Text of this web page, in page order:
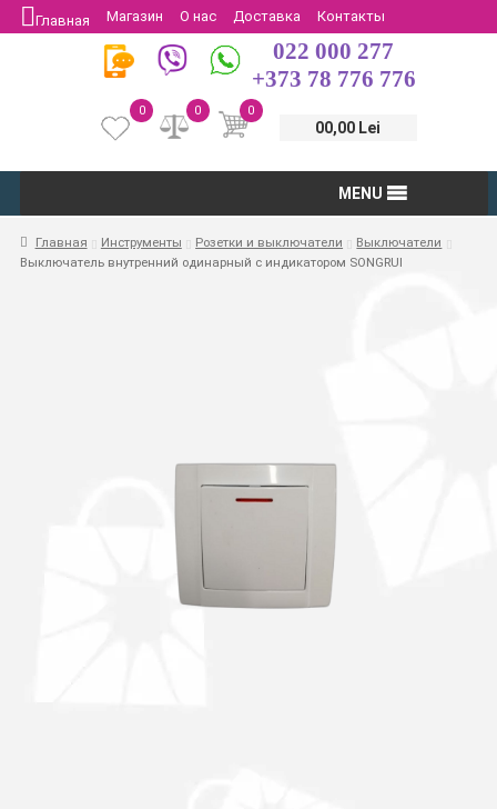
Главная Магазин О нас Доставка
Контакты
Защита потребителей
Возврат
022 000 277
+373 78 776 776
0
00,00 Lei
0
0
MENU
Главная Инструменты Розетки и выключатели
Выключатели
Выключатель внутренний одинарный с индикатором SONGRUI